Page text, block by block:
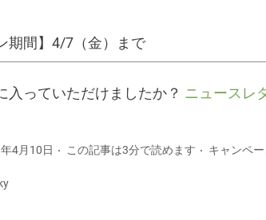
期間】4/7（金）まで
入っていただけましたか？ ニュースレ
4月10日 この記事は3分で読めます キャンペー